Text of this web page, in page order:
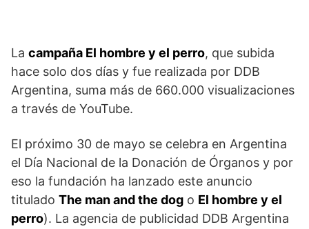
La campaña El hombre y el perro, que subida
hace solo dos días y fue realizada por DDB
Argentina, suma más de 660.000 visualizaciones
a través de YouTube.
El próximo 30 de mayo se celebra en Argentina
el Día Nacional de la Donación de Órganos y por
eso la fundación ha lanzado este anuncio
titulado The man and the dog o El hombre y el
perro). La agencia de publicidad DDB Argentina